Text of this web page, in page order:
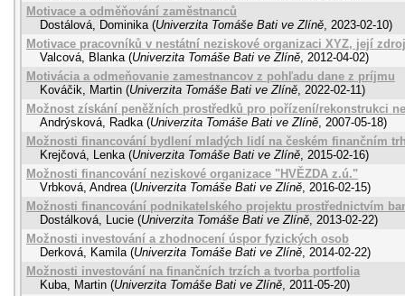
Motivace a odměňování zaměstnanců
Dostálová, Dominika (Univerzita Tomáše Bati ve Zlíně, 2023-02-10)
Motivace pracovníků v nestátní neziskové organizaci XYZ, její
Valcová, Blanka (Univerzita Tomáše Bati ve Zlíně, 2012-04-02)
Motivácia a odmeňovanie zamestnancov z pohľadu dane z príjmu
Kováčik, Martin (Univerzita Tomáše Bati ve Zlíně, 2022-02-11)
Možnost získání peněžních prostředků pro pořízení/rekonstrukci
Andrýsková, Radka (Univerzita Tomáše Bati ve Zlíně, 2007-05-18)
Možnosti financování bydlení mladých lidí na českém finančním
Krejčová, Lenka (Univerzita Tomáše Bati ve Zlíně, 2015-02-16)
Možnosti financování neziskové organizace "HVĚZDA z.ú."
Vrbková, Andrea (Univerzita Tomáše Bati ve Zlíně, 2016-02-15)
Možnosti financování podnikatelského projektu prostřednictvím
Dostálková, Lucie (Univerzita Tomáše Bati ve Zlíně, 2013-02-22)
Možnosti investování a zhodnocení úspor fyzických osob
Derková, Kamila (Univerzita Tomáše Bati ve Zlíně, 2014-02-22)
Možnosti investování na finančních trzích a tvorba portfolia
Kuba, Martin (Univerzita Tomáše Bati ve Zlíně, 2011-05-20)